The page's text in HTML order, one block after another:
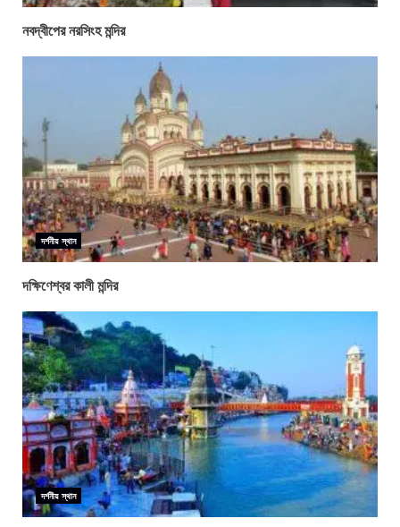
নবদ্বীপের নরসিংহ মন্দির
দর্শনীয় স্থান
দক্ষিণেশ্বর কালী মন্দির
দর্শনীয় স্থান